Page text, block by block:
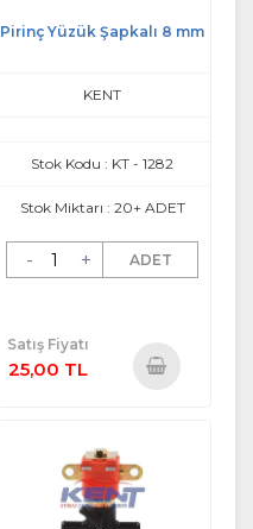
Pirinç Yüzük Şapkalı 8 mm
KENT
Stok Kodu : KT - 1282
Stok Miktarı : 20+ ADET
- + ADET
Satış Fiyatı
25,00 TL